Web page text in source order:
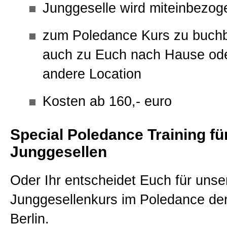
Junggeselle wird
zum Poledance Kurs zu
auch zu Euch nach Hause
andere Location
Kosten ab 160,- euro
Special Poledance Training
Junggesellen
Oder Ihr entscheidet Euch für
Junggesellenkurs im Poledance
Berlin.